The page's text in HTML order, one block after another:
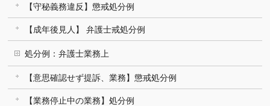
【守秘義務違反】懲戒処分例
【成年後見人】 弁護士戒処分例
処分例：弁護士業務上
【意思確認せず提訴、業務】懲戒処分例
【業務停止中の業務】処分例